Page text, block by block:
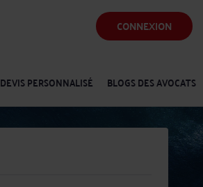
CONNEXION
DEVIS PERSONNALISÉ BLOGS DES AVOCATS